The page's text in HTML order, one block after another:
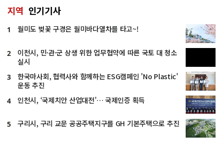
지역 인기기사
1 월미도 벚꽃 구경은 월미바다열차를 타고~!
2
이천시, 민·관·군 상생 위한 업무협약에 따른 국토 대 청소
실시
3
한국마사회, 협력사와 함께하는 ESG캠페인 'No Plastic'
운동 추진
4 인천시, ‘국제치안 산업대전’… 국제인증 획득
5 구리시, 구리 교문 공공주택지구를 GH 기본주택으로 추진